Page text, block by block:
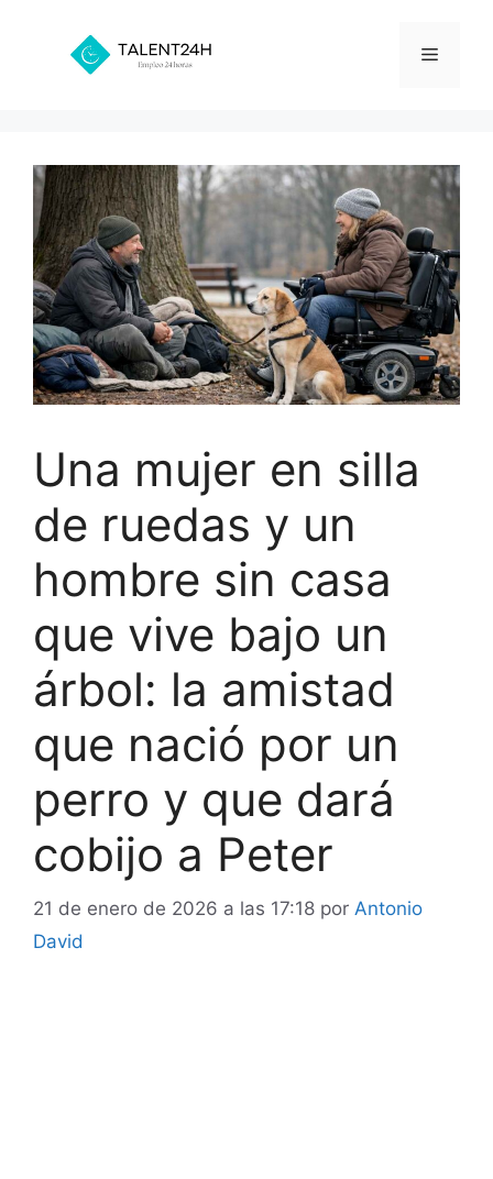
contenido
Menú
Una mujer en silla
de ruedas y un
hombre sin casa
que vive bajo un
árbol: la amistad
que nació por un
perro y que dará
cobijo a Peter
21 de enero de 2026 a las 17:18 por Antonio
David